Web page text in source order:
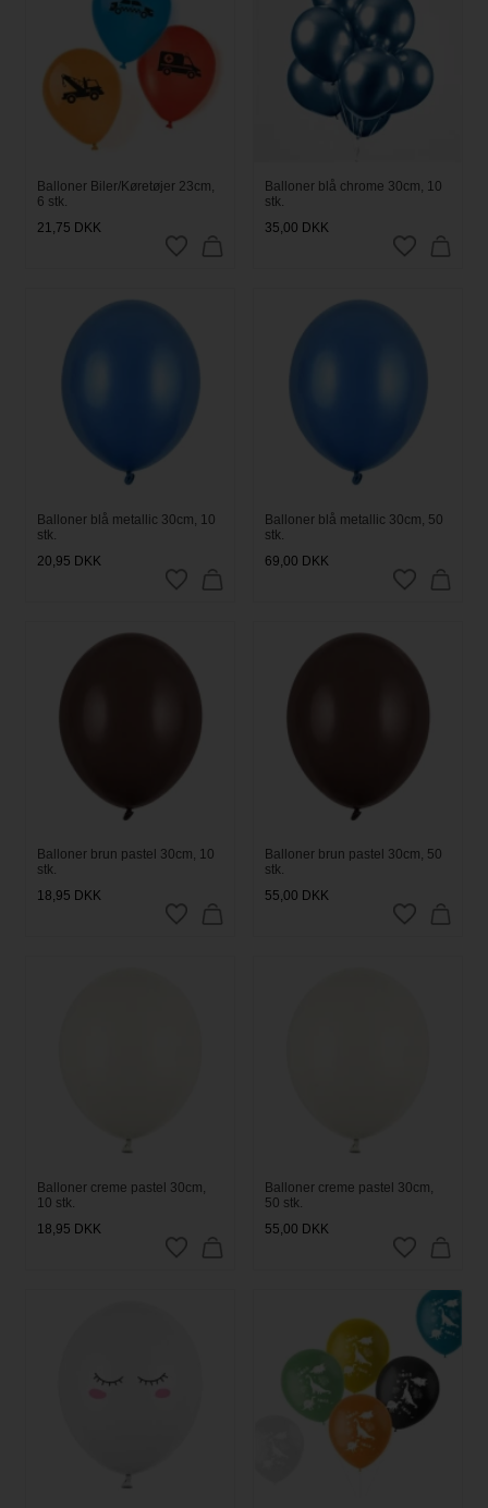
Balloner Biler/Køretøjer 23cm,
6 stk.
21,75 DKK
Balloner blå chrome 30cm, 10
stk.
35,00 DKK
Balloner blå metallic 30cm, 10
stk.
20,95 DKK
Balloner blå metallic 30cm, 50
stk.
69,00 DKK
Balloner brun pastel 30cm, 10
stk.
18,95 DKK
Balloner brun pastel 30cm, 50
stk.
55,00 DKK
Balloner creme pastel 30cm,
10 stk.
18,95 DKK
Balloner creme pastel 30cm,
50 stk.
55,00 DKK